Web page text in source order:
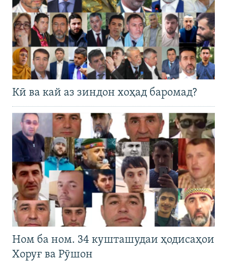
Кӣ ва кай аз зиндон хоҳад баромад?
Ном ба ном. 34 кушташудаи ҳодисаҳои
Хоруғ ва Рӯшон